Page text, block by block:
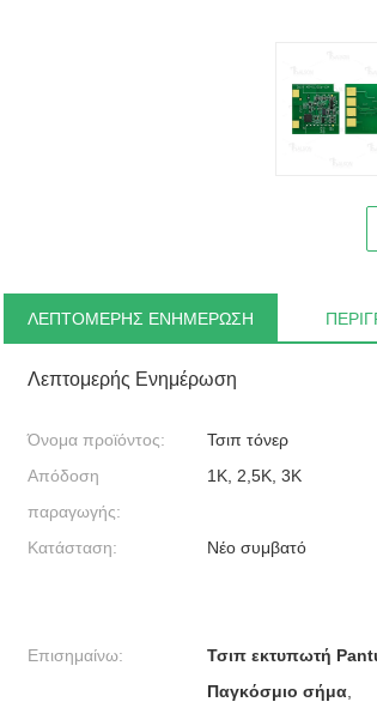
ΛΕΠΤΟΜΕΡΉΣ ΕΝΗΜΈΡΩΣΗ
Λεπτομερής Ενημέρωση
Όνομα προϊόντος: Τσιπ τόνερ
Απόδοση
παραγωγής:
1K, 2,5K, 3K
Κατάσταση: Νέο συμβατό
Επισημαίνω:
Τσιπ εκτυπωτή
Παγκόσμιο σήμα